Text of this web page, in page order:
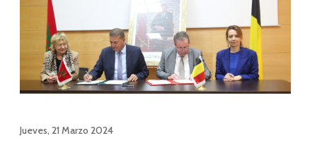
Jueves, 21 Marzo 2024